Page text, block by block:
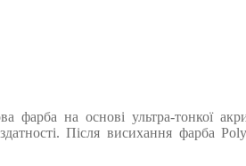
на основі ультра-тонкої
Після висихання фарба